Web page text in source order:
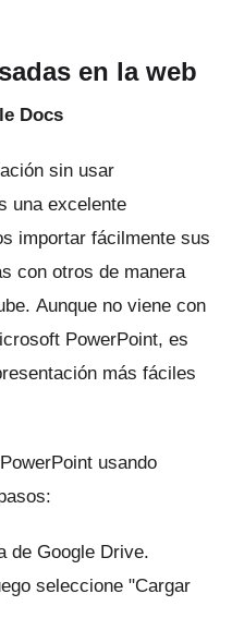
en la web
Docs
sin usar
una excelente
importar fácilmente sus
con otros de manera
Aunque no viene con
PowerPoint, es
más fáciles
usando
de Google Drive.
seleccione "Cargar